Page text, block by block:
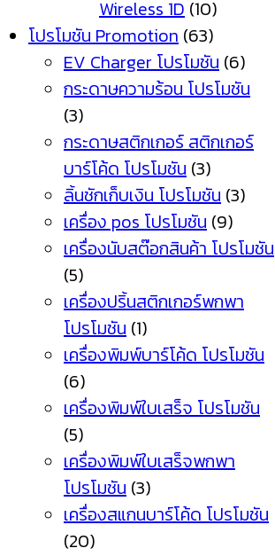
Wireless 1D (10)
โปรโมชัน Promotion (63)
EV Charger โปรโมชัน (6)
กระดาษความร้อน โปรโมชัน
(3)
กระดาษสติกเกอร์ สติกเกอร์
บาร์โค้ด โปรโมชัน (3)
ลิ้นชักเก็บเงิน โปรโมชัน (3)
เครื่อง pos โปรโมชัน (9)
เครื่องนับสต๊อกสินค้า โปรโมชัน
(5)
เครื่องปริ้นสติกเกอร์พกพา
โปรโมชัน (1)
เครื่องพิมพ์บาร์โค้ด โปรโมชัน
(6)
เครื่องพิมพ์ใบเสร็จ โปรโมชัน
(5)
เครื่องพิมพ์ใบเสร็จพกพา
โปรโมชัน (3)
เครื่องสแกนบาร์โค้ด โปรโมชัน
(20)